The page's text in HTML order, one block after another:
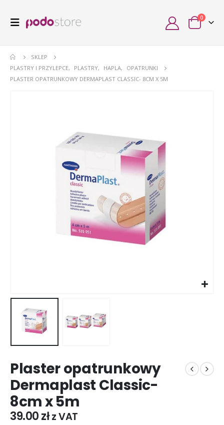
0
SKLEP
PLASTRY I PRZYLEPCE, PLASTRY, HAPLA,
OPATRUNKI
PLASTER OPATRUNKOWY DERMAPLAST CLASSIC- 8CM X 5M
Plaster opatrunkowy
Dermaplast Classic-
8cm x 5m
39.00zł z VAT